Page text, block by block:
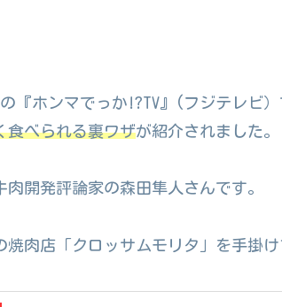
『ホンマでっか!?TV』(フジテレビ）
食べられる裏ワザが紹介されました。
開発評論家の森田隼人さんです。
焼肉店「クロッサムモリタ」を手掛け